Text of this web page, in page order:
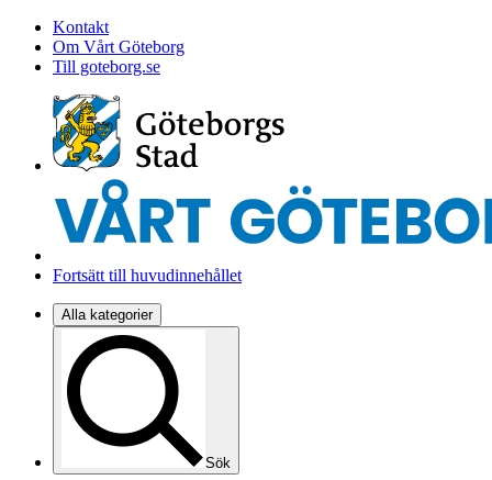
Kontakt
Om Vårt Göteborg
Till goteborg.se
Fortsätt till huvudinnehållet
Alla kategorier
Sök